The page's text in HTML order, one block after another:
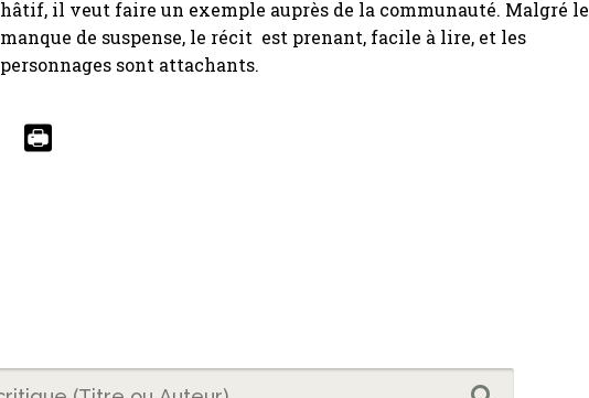
hâtif, il veut faire un exemple auprès de la communauté. Malgré le
manque de suspense, le récit est prenant, facile à lire, et les
personnages sont attachants.